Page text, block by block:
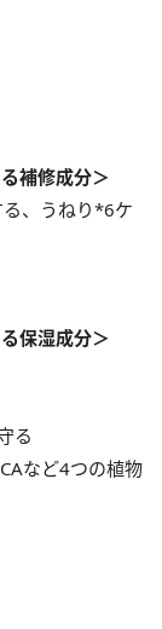
補修成分＞
、うねり*6ケ
保湿成分＞
る
など4つの植物